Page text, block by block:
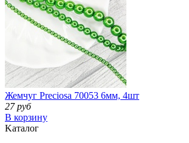
Жемчуг Preciosa 70053 6мм, 4шт
27 руб
В корзину
Kаталог